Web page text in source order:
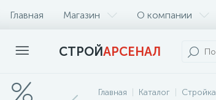
Главная Магазин О компании
СТРОЙАРСЕНАЛ
Главная Каталог Стройка